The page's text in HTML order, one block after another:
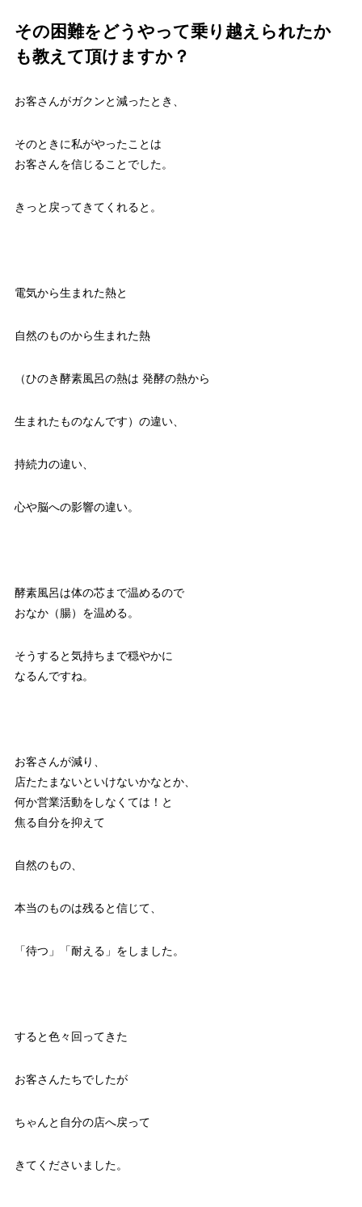
その困難をどうやって乗り越えられたか
も教えて頂けますか？
お客さんがガクンと減ったとき、
そのときに私がやったことは
お客さんを信じることでした。
きっと戻ってきてくれると。
電気から生まれた熱と
自然のものから生まれた熱
（ひのき酵素風呂の熱は 発酵の熱から
生まれたものなんです）の違い、
持続力の違い、
心や脳への影響の違い。
酵素風呂は体の芯まで温めるので
おなか（腸）を温める。
そうすると気持ちまで穏やかに
なるんですね。
お客さんが減り、
店たたまないといけないかなとか、
何か営業活動をしなくては！と
焦る自分を抑えて
自然のもの、
本当のものは残ると信じて、
「待つ」「耐える」をしました。
すると色々回ってきた
お客さんたちでしたが
ちゃんと自分の店へ戻って
きてくださいました。